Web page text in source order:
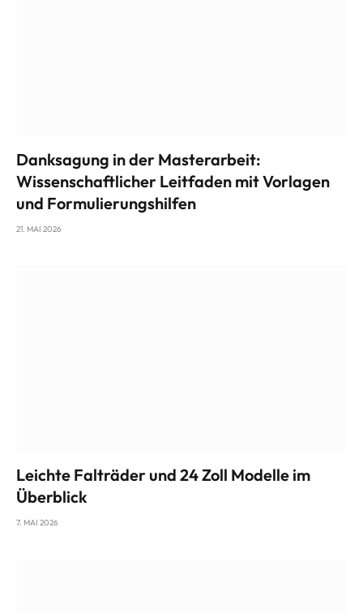
Danksagung in der Masterarbeit:
Wissenschaftlicher Leitfaden mit Vorlagen
und Formulierungshilfen
21. MAI 2026
Leichte Falträder und 24 Zoll Modelle im
Überblick
7. MAI 2026